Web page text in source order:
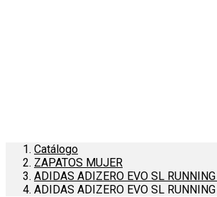
Catálogo
ZAPATOS MUJER
ADIDAS ADIZERO EVO SL
ADIDAS ADIZERO EVO SL